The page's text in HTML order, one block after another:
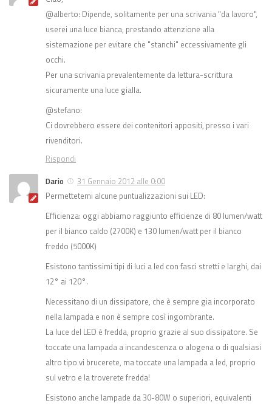
@alberto: Dipende, solitamente per una scrivania "da lavoro",
userei una luce bianca, prestando attenzione alla
sistemazione per evitare che "stanchi" eccessivamente gli
occhi.
Per una scrivania prevalentemente da lettura-scrittura
sicuramente una luce gialla.
@stefano:
Ci dovrebbero essere dei contenitori appositi, presso i vari
rivenditori.
Rispondi
Dario
31 Gennaio 2012 alle 0:00
Permettetemi alcune puntualizzazioni sui LED:
Efficienza: oggi abbiamo raggiunto efficienze di 80 lumen/watt
per il bianco caldo (2700K) e 130 lumen/watt per il bianco
freddo (5000K)
Esistono tantissimi tipi di luci a led con fasci stretti e larghi, dai
12° ai 120°.
Necessitano di un dissipatore, che è sempre gia incorporato
nella lampada e non è sempre così ingombrante.
La luce del LED è fredda, proprio grazie al suo dissipatore. Se
toccate una lampada a incandescenza o alogena o di qualsiasi
altro tipo vi brucerete, ma toccate una lampada a led, proprio
sul vetro e la troverete fredda!
Esistono anche lampade da 30-80W o superiori, equivalenti